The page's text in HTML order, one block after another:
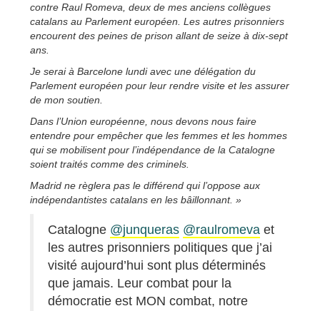
contre Raul Romeva, deux de mes anciens collègues
catalans au Parlement européen. Les autres prisonniers
encourent des peines de prison allant de seize à dix-sept
ans.
Je serai à Barcelone lundi avec une délégation du
Parlement européen pour leur rendre visite et les assurer
de mon soutien.
Dans l’Union européenne, nous devons nous faire
entendre pour empêcher que les femmes et les hommes
qui se mobilisent pour l’indépendance de la Catalogne
soient traités comme des criminels.
Madrid ne règlera pas le différend qui l’oppose aux
indépendantistes catalans en les bâillonnant. »
Catalogne @junqueras @raulromeva et
les autres prisonniers politiques que j’ai
visité aujourd’hui sont plus déterminés
que jamais. Leur combat pour la
démocratie est MON combat, notre